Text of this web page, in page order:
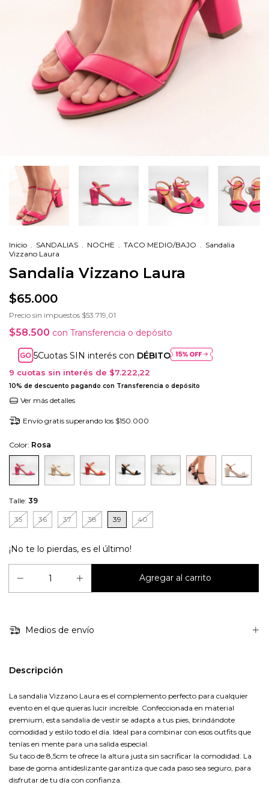
Inicio . SANDALIAS . NOCHE . TACO MEDIO/BAJO . Sandalia
Vizzano Laura
Sandalia Vizzano Laura
$65.000
Precio sin impuestos $53.719,01
$58.500 con Transferencia o depósito
Cuotas SIN interés con DÉBITO
9 cuotas sin interés de $7.222,22
10% de descuento pagando con Transferencia o depósito
Ver más detalles
Envío gratis superando los $150.000
Color: Rosa
Talle: 39
35 36 37 38 39 40
¡No te lo pierdas, es el último!
Medios de envío
Descripción
La sandalia Vizzano Laura es el complemento perfecto para cualquier
evento en el que quieras lucir increíble. Confeccionada en material
premium, esta sandalia de vestir se adapta a tus pies, brindándote
comodidad y estilo todo el día. Ideal para combinar con esos outfits que
tenías en mente para una salida especial.
Su taco de 8,5cm te ofrece la altura justa sin sacrificar la comodidad. La
base de goma antideslizante garantiza que cada paso sea seguro, para
disfrutar de tu día con confianza.